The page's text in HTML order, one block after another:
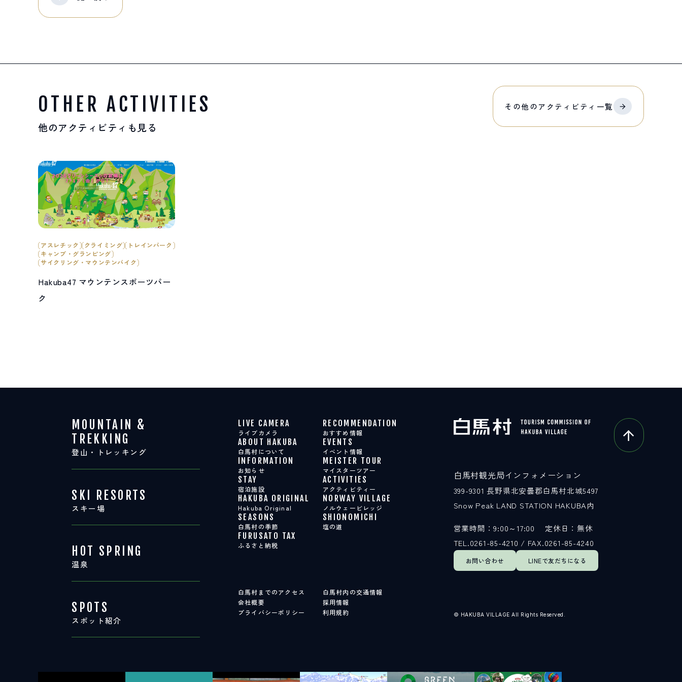
OTHER ACTIVITIES
他のアクティビティも見る
その他のアクティビティ 一覧
アスレチック クライミング
トレインパーク
キャンプ・グランピング
サイクリング・マウンテンバイク
Hakuba47 マウンテンスポーツパー
ク
MOUNTAIN &
TREKKING
登山・トレッキング
SKI RESORTS
スキー場
HOT SPRING
温泉
SPOTS
スポット紹介
LIVE CAMERA
ライブカメラ
RECOMMENDATION
おすすめ情報
ABOUT HAKUBA
白馬村について
EVENTS
イベント情報
INFORMATION
お知らせ
MEISTER TOUR
マイスターツアー
STAY
宿泊施設
ACTIVITIES
アクティビティー
HAKUBA ORIGINAL
Hakuba Original
NORWAY VILLAGE
ノルウェービレッジ
SEASONS
白馬村の季節
SHIONOMICHI
塩の道
FURUSATO TAX
ふるさと納税
白馬村までのアクセス
白馬村内の交通情報
会社概要
採用情報
プライバシーポリシー
利用規約
お問い合わせ LINEで友だちになる
白馬村観光局インフォメーション
399-9301 長野県北安曇郡白馬村北城5497
Snow Peak LAND STATION HAKUBA内
営業時間：9:00～17:00
定休日：無休
TEL.0261-85-4210 / FAX.0261-85-4240
© HAKUBA VILLAGE All Rights Reserved.